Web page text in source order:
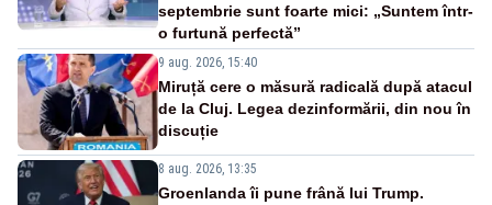
septembrie sunt foarte mici: „Suntem într-
o furtună perfectă”
9 aug. 2026, 15:40
Miruță cere o măsură radicală după atacul
de la Cluj. Legea dezinformării, din nou în
discuție
8 aug. 2026, 13:35
Groenlanda îi pune frână lui Trump.